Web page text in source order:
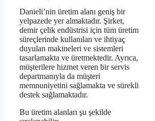
Danieli’nin üretim alanı geniş bir
yelpazede yer almaktadır. Şirket,
demir çelik endüstrisi için tüm üretim
süreçlerinde kullanılan ve ihtiyaç
duyulan makineleri ve sistemleri
tasarlamakta ve üretmektedir. Ayrıca,
müşterilere hizmet veren bir servis
departmanıyla da müşteri
memnuniyetini sağlamakta ve sürekli
destek sağlamaktadır.
Bu üretim alanları şu şekilde